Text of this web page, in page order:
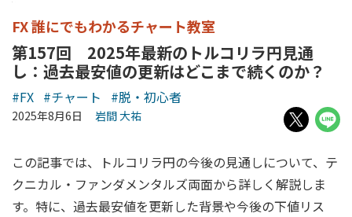
FX 誰にでもわかるチャート教室
第157回 2025年最新のトルコリラ円見通
し：過去最安値の更新はどこまで続くのか？
#FX #チャート #脱・初心者
2025年8月6日 岩間 大祐
この記事では、トルコリラ円の今後の見通しについて、テ
クニカル・ファンダメンタルズ両面から詳しく解説しま
す。特に、過去最安値を更新した背景や今後の下値リス